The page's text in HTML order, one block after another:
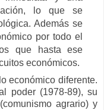
lo que se
Además se
por todo el
que hasta ese
económicos.
económico diferente.
poder (1978-89), su
agrario) y